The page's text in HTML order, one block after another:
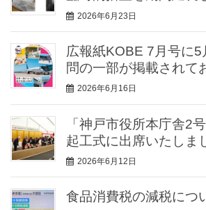
2026年6月23日
広報紙KOBE 7月号に
問の一部が掲載されて
2026年6月16日
「神戸市役所本庁舎2
起工式に出席いたしま
2026年6月12日
食品消費税の減税につ